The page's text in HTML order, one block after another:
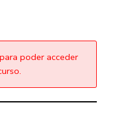
poder acceder